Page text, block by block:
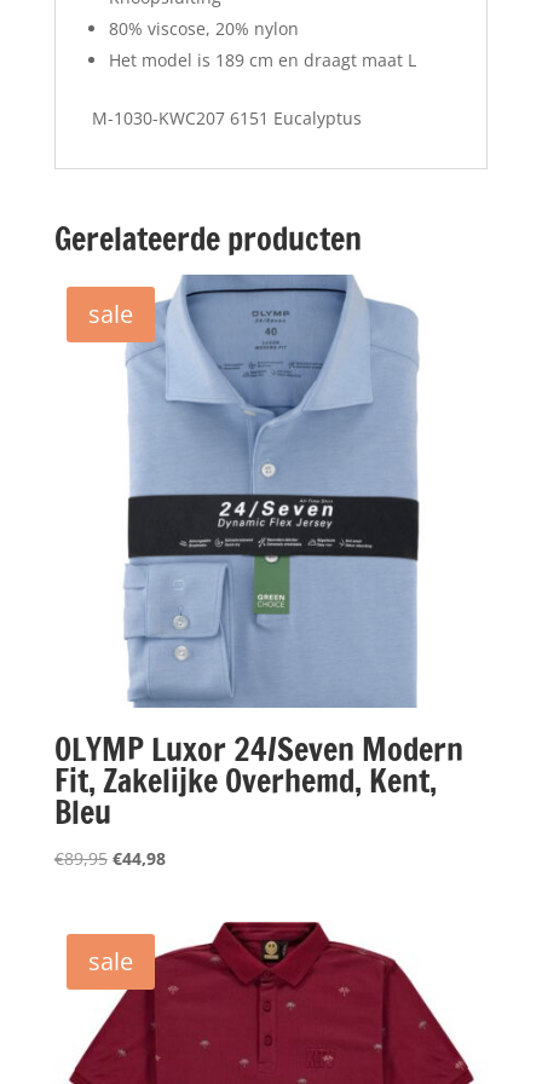
80% viscose, 20% nylon
Het model is 189 cm en draagt maat L
M-1030-KWC207 6151 Eucalyptus
Gerelateerde producten
sale
OLYMP Luxor 24/Seven Modern
Fit, Zakelijke Overhemd, Kent,
Bleu
€89,95 Oorspronkelijke
€89,95.
€44,98Huidige
€44,98.
sale